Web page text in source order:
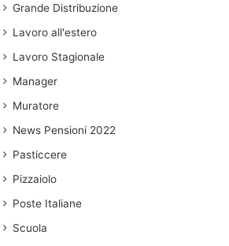
Grande Distribuzione
Lavoro all'estero
Lavoro Stagionale
Manager
Muratore
News Pensioni 2022
Pasticcere
Pizzaiolo
Poste Italiane
Scuola